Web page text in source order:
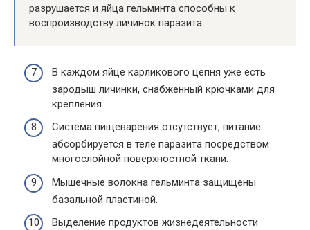
разрушается и яйца гельминта способны к
воспроизводству личинок паразита.
В каждом яйце карликового цепня уже есть
зародыш личинки, снабженный крючками для
крепления.
Система пищеварения отсутствует, питание
абсорбируется в теле паразита посредством
многослойной поверхностной ткани.
Мышечные волокна гельминта защищены
базальной пластиной.
Выделение продуктов жизнедеятельности